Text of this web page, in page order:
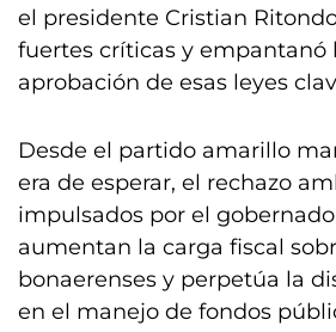
el presidente Cristian
fuertes críticas y empantanó
aprobación de esas leyes
Desde el partido amarillo
era de esperar, el rechazo
impulsados por el
aumentan la carga fiscal
bonaerenses y perpetúa la
en el manejo de fondos